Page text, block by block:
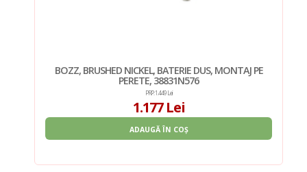
BOZZ, BRUSHED NICKEL, BATERIE DUS, MONTAJ PE
PERETE, 38831N576
PRP: 1.449 Lei
1.177 Lei
ADAUGĂ ÎN COȘ